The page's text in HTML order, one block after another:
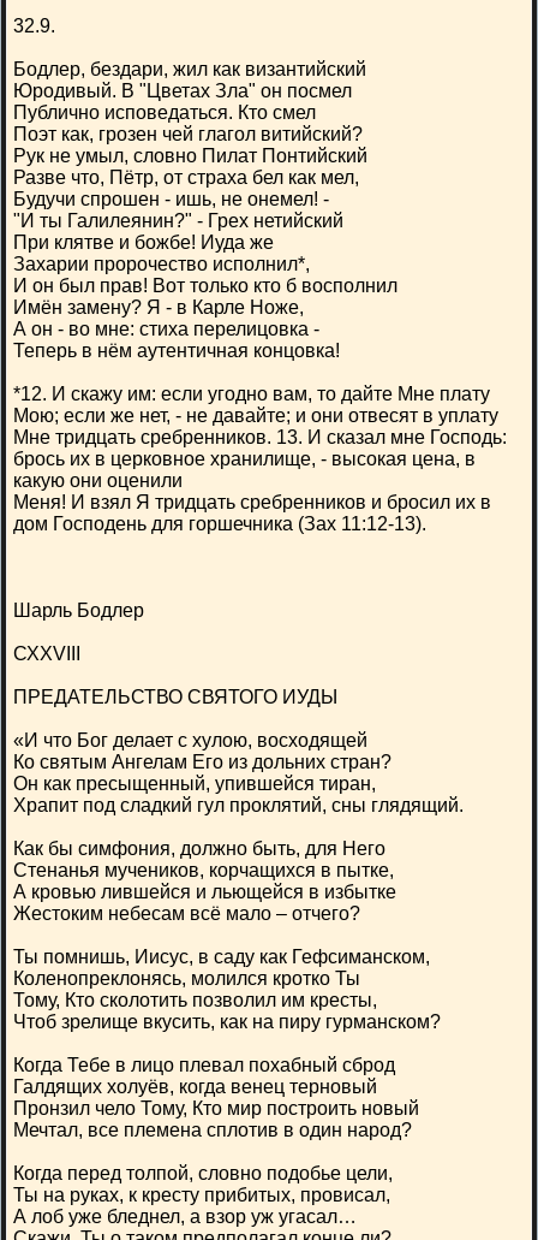
32.9.
Бодлер, бездари, жил как византийский
Юродивый. В "Цветах Зла" он посмел
Публично исповедаться. Кто смел
Поэт как, грозен чей глагол витийский?
Рук не умыл, словно Пилат Понтийский
Разве что, Пётр, от страха бел как мел,
Будучи спрошен - ишь, не онемел! -
"И ты Галилеянин?" - Грех нетийский
При клятве и божбе! Иуда же
Захарии пророчество исполнил*,
И он был прав! Вот только кто б восполнил
Имён замену? Я - в Карле Ноже,
А он - во мне: стиха перелицовка -
Теперь в нём аутентичная концовка!
*12. И скажу им: если угодно вам, то дайте Мне плату
Мою; если же нет, - не давайте; и они отвесят в уплату
Мне тридцать сребренников. 13. И сказал мне Господь:
брось их в церковное хранилище, - высокая цена, в
какую они оценили
Меня! И взял Я тридцать сребренников и бросил их в
дом Господень для горшечника (Зах 11:12-13).
Шарль Бодлер
СХХVIII
ПРЕДАТЕЛЬСТВО СВЯТОГО ИУДЫ
«И что Бог делает с хулою, восходящей
Ко святым Ангелам Его из дольних стран?
Он как пресыщенный, упившейся тиран,
Храпит под сладкий гул проклятий, сны глядящий.
Как бы симфония, должно быть, для Него
Стенанья мучеников, корчащихся в пытке,
А кровью лившейся и льющейся в избытке
Жестоким небесам всё мало – отчего?
Ты помнишь, Иисус, в саду как Гефсиманском,
Коленопреклонясь, молился кротко Ты
Тому, Кто сколотить позволил им кресты,
Чтоб зрелище вкусить, как на пиру гурманском?
Когда Тебе в лицо плевал похабный сброд
Галдящих холуёв, когда венец терновый
Пронзил чело Тому, Кто мир построить новый
Мечтал, все племена сплотив в один народ?
Когда перед толпой, словно подобье цели,
Ты на руках, к кресту прибитых, провисал,
А лоб уже бледнел, а взор уж угасал…